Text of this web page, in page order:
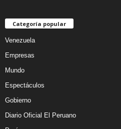
Categoría popular
Venezuela
Empresas
Mundo
Espectáculos
Gobierno
Diario Oficial El Peruano